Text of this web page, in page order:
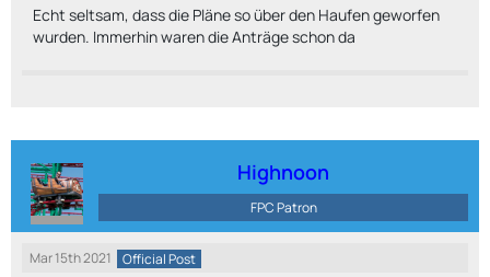
Echt seltsam, dass die Pläne so über den Haufen geworfen
wurden. Immerhin waren die Anträge schon da
Highnoon
FPC Patron
Mar 15th 2021 Official Post